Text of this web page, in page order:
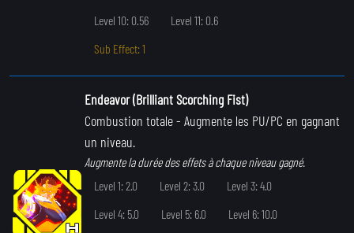
Level 10: 0.56
Level 11: 0.6
Sub Effect: 1
Endeavor (Brilliant Scorching Fist)
Combustion totale- Augmente les PU/PC en gagnant
un niveau.
Augmente la durée des effets à chaque niveau gagné.
Level 1: 2.0
Level 2: 3.0
Level 3: 4.0
Level 4: 5.0
Level 5: 6.0
Level 6: 10.0